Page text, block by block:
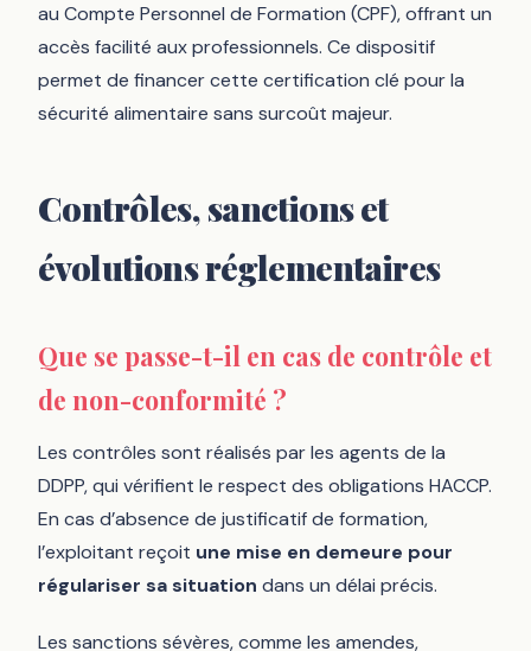
au Compte Personnel de Formation (CPF), offrant un
accès facilité aux professionnels. Ce dispositif
permet de financer cette certification clé pour la
sécurité alimentaire sans surcoût majeur.
Contrôles, sanctions et
évolutions réglementaires
Que se passe-t-il en cas de contrôle et
de non-conformité ?
Les contrôles sont réalisés par les agents de la
DDPP, qui vérifient le respect des obligations HACCP.
En cas d’absence de justificatif de formation,
l’exploitant reçoit une mise en demeure pour
régulariser sa situation dans un délai précis.
Les sanctions sévères, comme les amendes,